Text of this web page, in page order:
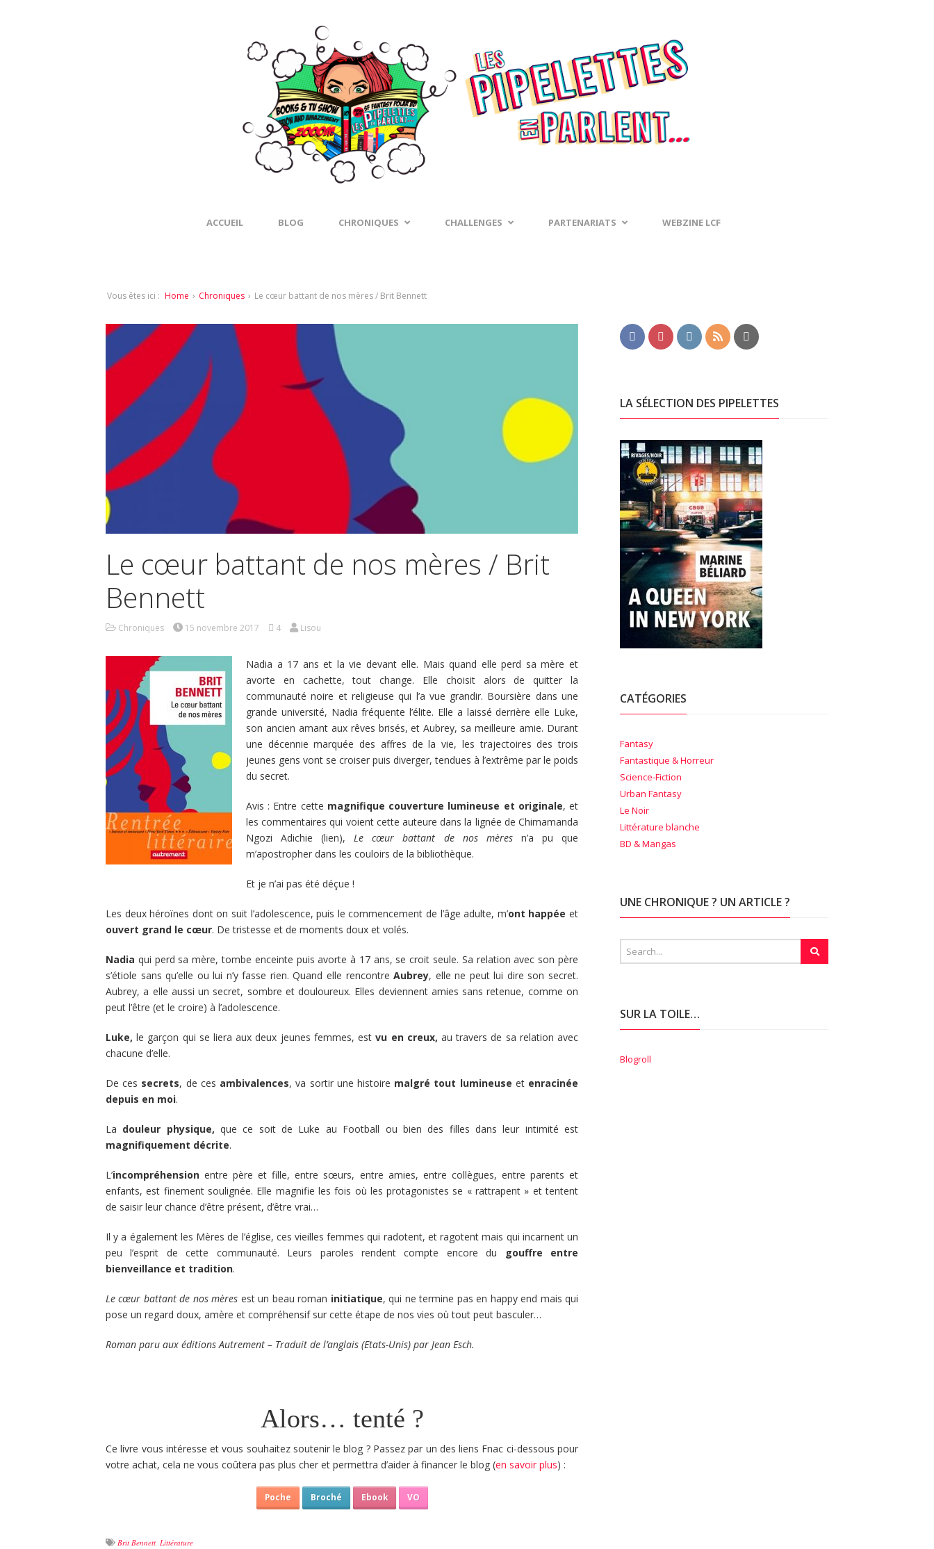
ACCUEIL BLOG CHRONIQUES CHALLENGES PARTENARIATS WEBZINE LCF
Vous êtes ici : Home › Chroniques › Le cœur battant de nos mères / Brit Bennett
Le cœur battant de nos mères / Brit
Bennett
Chroniques 15 novembre 2017 4 Lisou
Nadia a 17 ans et la vie devant elle. Mais quand elle perd sa mère et
avorte en cachette, tout change. Elle choisit alors de quitter la
communauté noire et religieuse qui l’a vue grandir. Boursière dans une
grande université, Nadia fréquente l’élite. Elle a laissé derrière elle Luke,
son ancien amant aux rêves brisés, et Aubrey, sa meilleure amie. Durant
une décennie marquée des affres de la vie, les trajectoires des trois
jeunes gens vont se croiser puis diverger, tendues à l’extrême par le poids
du secret.
Avis : Entre cette magnifique couverture lumineuse et originale, et
les commentaires qui voient cette auteure dans la lignée de Chimamanda
Ngozi Adichie (lien),Le cœur battant de nos mères n’a pu que
m’apostropher dans les couloirs de la bibliothèque.
Et je n’ai pas été déçue !
Les deux héroïnes dont on suit l’adolescence, puis le commencement de l’âge adulte, m’ont happée et
ouvert grand le cœur. De tristesse et de moments doux et volés.
Nadia qui perd sa mère, tombe enceinte puis avorte à 17 ans, se croit seule. Sa relation avec son père
s’étiole sans qu’elle ou lui n’y fasse rien. Quand elle rencontreAubrey, elle ne peut lui dire son secret.
Aubrey, a elle aussi un secret, sombre et douloureux. Elles deviennent amies sans retenue, comme on
peut l’être (et le croire) à l’adolescence.
Luke, le garçon qui se liera aux deux jeunes femmes, estvu en creux, au travers de sa relation avec
chacune d’elle.
De ces secrets, de ces ambivalences, va sortir une histoire malgré tout lumineuse et enracinée
depuis en moi.
La douleur physique, que ce soit de Luke au Football ou bien des filles dans leur intimité est
magnifiquement décrite.
L’incompréhension entre père et fille, entre sœurs, entre amies, entre collègues, entre parents et
enfants, est finement soulignée. Elle magnifie les fois où les protagonistes se « rattrapent » et tentent
de saisir leur chance d’être présent, d’être vrai…
Il y a également les Mères de l’église, ces vieilles femmes qui radotent, et ragotent mais qui incarnent un
peu l’esprit de cette communauté. Leurs paroles rendent compte encore du
gouffre entre
bienveillance et tradition.
Le cœur battant de nos mères est un beau roman initiatique, qui ne termine pas en happy end mais qui
pose un regard doux, amère et compréhensif sur cette étape de nos vies où tout peut basculer…
Roman paru aux éditions Autrement – Traduit de l’anglais (Etats-Unis) par Jean Esch.
Alors… tenté ?
Ce livre vous intéresse et vous souhaitez soutenir le blog ? Passez par un des liens Fnac ci-dessous pour
votre achat, cela ne vous coûtera pas plus cher et permettra d’aider à financer le blog (en savoir plus) :
Poche Broché Ebook VO
Brit Bennett, Littérature
LA SÉLECTION DES PIPELETTES
CATÉGORIES
Fantasy
Fantastique & Horreur
Science-Fiction
Urban Fantasy
Le Noir
Littérature blanche
BD & Mangas
UNE CHRONIQUE ? UN ARTICLE ?
SUR LA TOILE…
Blogroll